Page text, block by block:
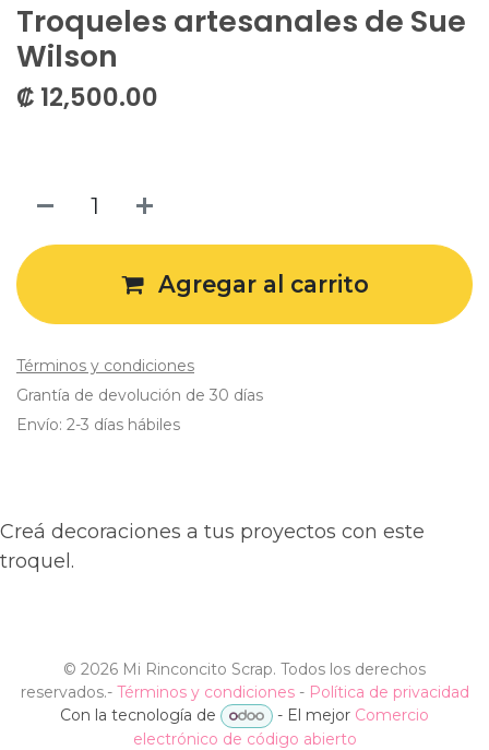
Troqueles artesanales de Sue
Wilson
₡ 12,500.00
Agregar al carrito
Términos y condiciones
Grantía de devolución de 30 días
Envío: 2-3 días hábiles
Creá decoraciones a tus proyectos con este
troquel.
© 2026 Mi Rinconcito Scrap. Todos los derechos
reservados.- Términos y condiciones- Política de privacidad
Con la tecnología de
- El mejor Comercio
electrónico de código abierto